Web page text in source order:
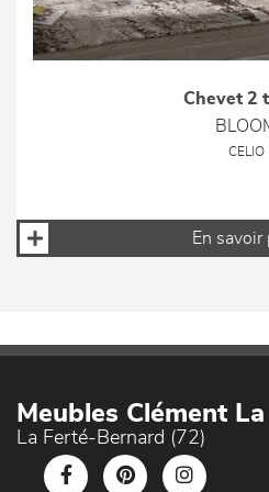
Chevet 2
CELIO
En savoir
Meubles Clément
La Ferté-Bernard (72)